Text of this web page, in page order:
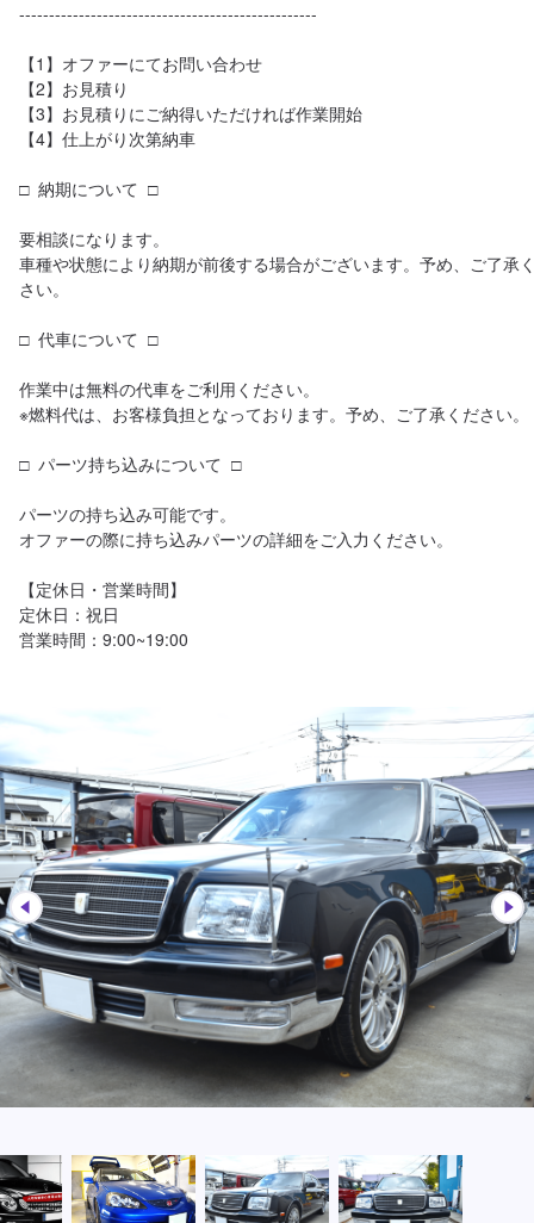
--------------------------------------------------
【1】オファーにてお問い合わせ
【2】お見積り
【3】お見積りにご納得いただければ作業開始
【4】仕上がり次第納車
□  納期について  □
要相談になります。
車種や状態により納期が前後する場合がございます。予め、ご了承
さい。
□  代車について  □
作業中は無料の代車をご利用ください。
※燃料代は、お客様負担となっております。予め、ご了承ください。
□  パーツ持ち込みについて  □
パーツの持ち込み可能です。
オファーの際に持ち込みパーツの詳細をご入力ください。
【定休日・営業時間】
定休日：祝日
営業時間：9:00~19:00